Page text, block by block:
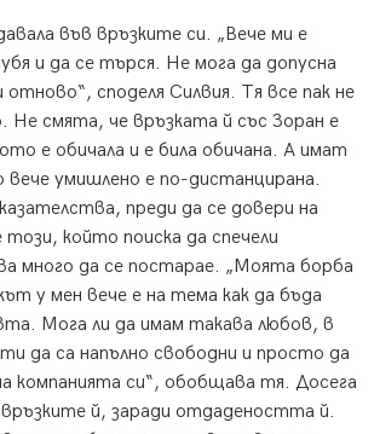
във връзките си. „Вече ми е
и да се търся. Не мога да допусна
отново“, споделя Силвия. Тя все пак не
Не смята, че връзката й със Зоран е
е обичала и е била обичана. А имат
вече умишлено е по-дистанцирана.
преди да се довери на
който поиска да спечели
много да се постарае. „Моята борба
у мен вече е на тема как да бъда
Мога ли да имам такава любов, в
да са напълно свободни и просто да
компанията си“, обобщава тя. Досега
й, заради отдадеността й.